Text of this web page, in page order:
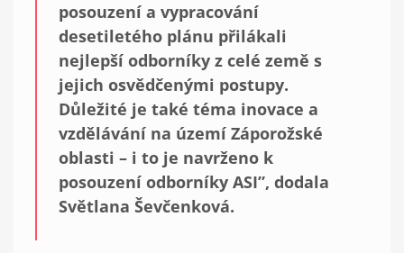
posouzení a vypracování
desetiletého plánu přilákali
nejlepší odborníky z celé země s
jejich osvědčenými postupy.
Důležité je také téma inovace a
vzdělávání na území Záporožské
oblasti – i to je navrženo k
posouzení odborníky ASI”, dodala
Světlana Ševčenková.